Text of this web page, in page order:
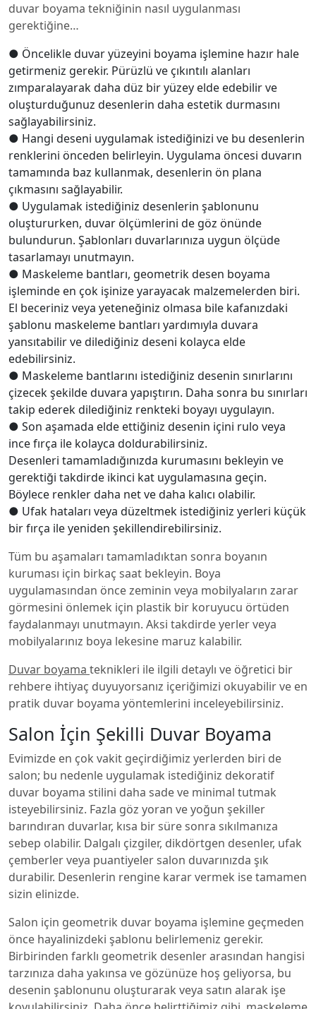
duvar boyama tekniğinin nasıl uygulanması
gerektiğine…
● Öncelikle duvar yüzeyini boyama işlemine hazır hale
getirmeniz gerekir. Pürüzlü ve çıkıntılı alanları
zımparalayarak daha düz bir yüzey elde edebilir ve
oluşturduğunuz desenlerin daha estetik durmasını
sağlayabilirsiniz.
● Hangi deseni uygulamak istediğinizi ve bu desenlerin
renklerini önceden belirleyin. Uygulama öncesi duvarın
tamamında baz kullanmak, desenlerin ön plana
çıkmasını sağlayabilir.
● Uygulamak istediğiniz desenlerin şablonunu
oluştururken, duvar ölçümlerini de göz önünde
bulundurun. Şablonları duvarlarınıza uygun ölçüde
tasarlamayı unutmayın.
● Maskeleme bantları, geometrik desen boyama
işleminde en çok işinize yarayacak malzemelerden biri.
El beceriniz veya yeteneğiniz olmasa bile kafanızdaki
şablonu maskeleme bantları yardımıyla duvara
yansıtabilir ve dilediğiniz deseni kolayca elde
edebilirsiniz.
● Maskeleme bantlarını istediğiniz desenin sınırlarını
çizecek şekilde duvara yapıştırın. Daha sonra bu sınırları
takip ederek dilediğiniz renkteki boyayı uygulayın.
● Son aşamada elde ettiğiniz desenin içini rulo veya
ince fırça ile kolayca doldurabilirsiniz.
Desenleri tamamladığınızda kurumasını bekleyin ve
gerektiği takdirde ikinci kat uygulamasına geçin.
Böylece renkler daha net ve daha kalıcı olabilir.
● Ufak hataları veya düzeltmek istediğiniz yerleri küçük
bir fırça ile yeniden şekillendirebilirsiniz.
Tüm bu aşamaları tamamladıktan sonra boyanın
kuruması için birkaç saat bekleyin. Boya
uygulamasından önce zeminin veya mobilyaların zarar
görmesini önlemek için plastik bir koruyucu örtüden
faydalanmayı unutmayın. Aksi takdirde yerler veya
mobilyalarınız boya lekesine maruz kalabilir.
Duvar boyama teknikleri ile ilgili detaylı ve öğretici bir
rehbere ihtiyaç duyuyorsanız içeriğimizi okuyabilir ve en
pratik duvar boyama yöntemlerini inceleyebilirsiniz.
Salon İçin Şekilli Duvar Boyama
Evimizde en çok vakit geçirdiğimiz yerlerden biri de
salon; bu nedenle uygulamak istediğiniz dekoratif
duvar boyama stilini daha sade ve minimal tutmak
isteyebilirsiniz. Fazla göz yoran ve yoğun şekiller
barındıran duvarlar, kısa bir süre sonra sıkılmanıza
sebep olabilir. Dalgalı çizgiler, dikdörtgen desenler, ufak
çemberler veya puantiyeler salon duvarınızda şık
durabilir. Desenlerin rengine karar vermek ise tamamen
sizin elinizde.
Salon için geometrik duvar boyama işlemine geçmeden
önce hayalinizdeki şablonu belirlemeniz gerekir.
Birbirinden farklı geometrik desenler arasından hangisi
tarzınıza daha yakınsa ve gözünüze hoş geliyorsa, bu
desenin şablonunu oluşturarak veya satın alarak işe